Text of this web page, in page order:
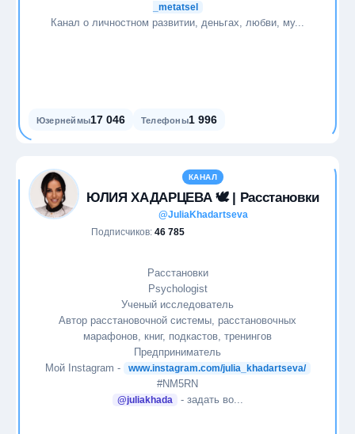
_metatsel
Канал о личностном развитии, деньгах, любви, му...
Юзернеймы17 046 Телефоны1 996
КАНАЛ
ЮЛИЯ ХАДАРЦЕВА 🕊️ | Расстановки
@JuliaKhadartseva
Подписчиков: 46 785
Расстановки
Psychologist
Ученый исследователь
Автор расстановочной системы, расстановочных
марафонов, книг, подкастов, тренингов
Предприниматель
Мой Instagram -
www.instagram.com/julia_khadartseva/
#NM5RN
@juliakhada - задать во...